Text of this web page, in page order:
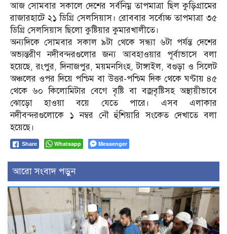
আজ সোমবার সকালে দেশের সর্বনিম্ন তাপমাত্রা ছিল কুড়িগ্রামের
রাজারহাটে ২১ ডিগ্রি সেলসিয়াস। রোববার সর্বোচ্চ তাপমাত্রা ৩৫
ডিগ্রি সেলসিয়াস ছিলো কুষ্টিয়ার কুমারখালীতে।
অন্যদিকে সোমবার সকাল ৯টা থেকে সন্ধ্যা ৬টা পর্যন্ত দেশের
অভ্যন্তরীণ নদীবন্দরগুলোর জন্য আবহাওয়ার পূর্বাভাসে বলা
হয়েছে, রংপুর, দিনাজপুর, ময়মনসিংহ, টাঙ্গাইল, বগুড়া ও সিলেট
অঞ্চলের ওপর দিয়ে পশ্চিম বা উত্তর-পশ্চিম দিক থেকে ঘণ্টায় ৪৫
থেকে ৬০ কিলোমিটার বেগে বৃষ্টি বা বজ্রবৃষ্টিসহ অস্থায়ীভাবে
ঝোড়ো হাওয়া বয়ে যেতে পারে। এসব এলাকার
নদীবন্দরগুলোকে ১ নম্বর নৌ হুঁশিয়ারি সংকেত দেখাতে বলা
হয়েছে।
Share Whatsapp Messenger
আরো সংবাদ পড়ুন